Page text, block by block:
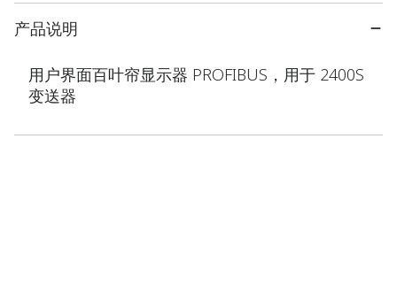
产品说明
用户界面百叶帘显示器 PROFIBUS，用于 2400S
变送器